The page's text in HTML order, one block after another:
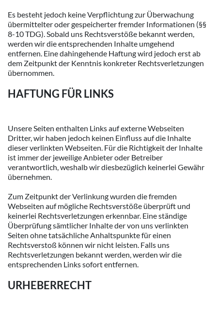
Es besteht jedoch keine Verpflichtung zur Überwachung
übermittelter oder gespeicherter fremder Informationen (§§
8-10 TDG). Sobald uns Rechtsverstöße bekannt werden,
werden wir die entsprechenden Inhalte umgehend
entfernen. Eine dahingehende Haftung wird jedoch erst ab
dem Zeitpunkt der Kenntnis konkreter Rechtsverletzungen
übernommen.
HAFTUNG FÜR LINKS
Unsere Seiten enthalten Links auf externe Webseiten
Dritter, wir haben jedoch keinen Einfluss auf die Inhalte
dieser verlinkten Webseiten. Für die Richtigkeit der Inhalte
ist immer der jeweilige Anbieter oder Betreiber
verantwortlich, weshalb wir diesbezüglich keinerlei Gewähr
übernehmen.
Zum Zeitpunkt der Verlinkung wurden die fremden
Webseiten auf mögliche Rechtsverstöße überprüft und
keinerlei Rechtsverletzungen erkennbar. Eine ständige
Überprüfung sämtlicher Inhalte der von uns verlinkten
Seiten ohne tatsächliche Anhaltspunkte für einen
Rechtsverstoß können wir nicht leisten. Falls uns
Rechtsverletzungen bekannt werden, werden wir die
entsprechenden Links sofort entfernen.
URHEBERRECHT